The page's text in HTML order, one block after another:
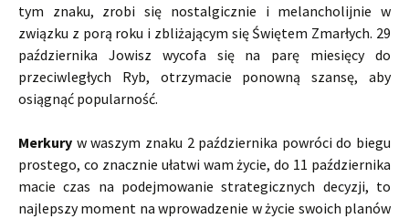
tym znaku, zrobi się nostalgicznie i melancholijnie w
związku z porą roku i zbliżającym się Świętem Zmarłych. 29
października Jowisz wycofa się na parę miesięcy do
przeciwległych Ryb, otrzymacie ponowną szansę, aby
osiągnąć popularność.
Merkury w waszym znaku 2 października powróci do biegu
prostego, co znacznie ułatwi wam życie, do 11 października
macie czas na podejmowanie strategicznych decyzji, to
najlepszy moment na wprowadzenie w życie swoich planów